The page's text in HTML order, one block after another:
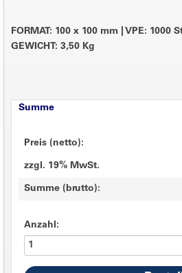
FORMAT: 100 x 100 mm VPE: 1000
GEWICHT: 3,50 Kg
Summe
Preis (netto):
zzgl. 19% MwSt.
Summe (brutto):
Anzahl: